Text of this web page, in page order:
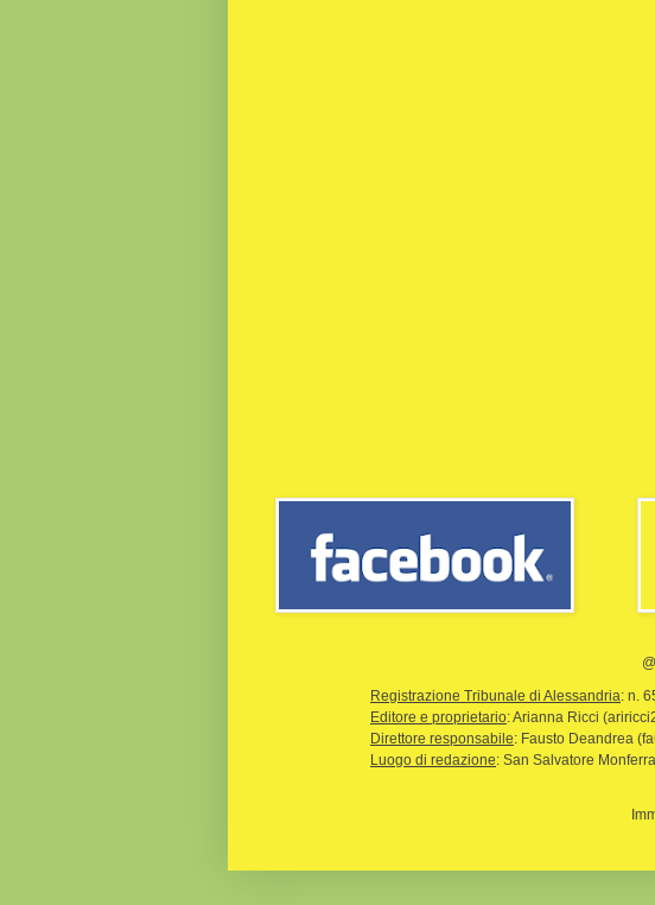
Registrazione Tribunale di Alessandria: n.
Editore e proprietario: Arianna Ricci
Direttore responsabile: Fausto Deandrea
Luogo di redazione: San Salvatore